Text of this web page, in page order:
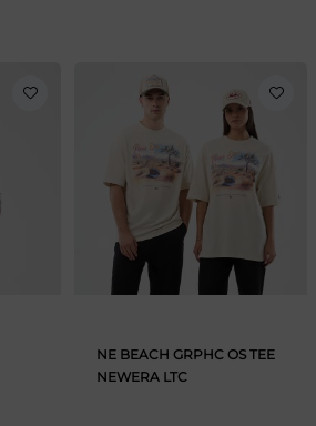
NE BEACH GRPHC OS TEE
NEWERA LTC